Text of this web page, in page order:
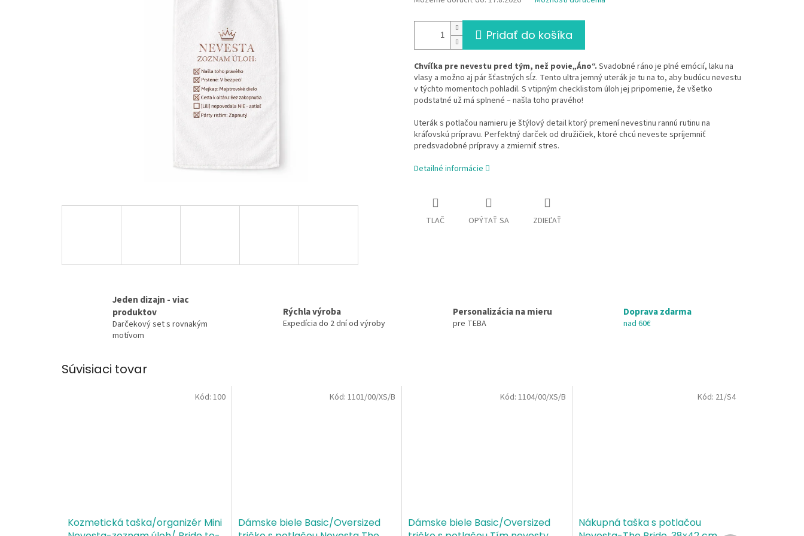
Pridať do košíka
Chvíľka pre nevestu pred tým, než povie„Áno“. Svadobné ráno je plné emócií, laku na
vlasy a možno aj pár šťastných sĺz. Tento ultra jemný uterák je tu na to, aby budúcu nevestu
v týchto momentoch pohladil. S vtipným checklistom úloh jej pripomenie, že všetko
podstatné už má splnené – našla toho pravého!
Uterák s potlačou namieru je štýlový detail ktorý premení nevestinu rannú rutinu na
kráľovskú prípravu. Perfektný darček od družičiek, ktoré chcú neveste spríjemniť
predsvadobné prípravy a zmierniť stres.
Detailné informácie
TLAČ OPÝTAŤ SA ZDIEĽAŤ
Jeden dizajn - viac
produktov
Darčekový set s rovnakým
motívom
Rýchla výroba
Expedícia do 2 dní od výroby
Personalizácia na mieru
pre TEBA
Doprava zdarma
nad 60€
Súvisiaci tovar
Kozmetická taška/organizér Mini
Kód: 100
Dámske biele Basic/Oversized
Kód: 1101/00/XS/B
Dámske biele Basic/Oversized
Kód: 1104/00/XS/B
Nákupná taška s potlačou
Kód: 21/S4